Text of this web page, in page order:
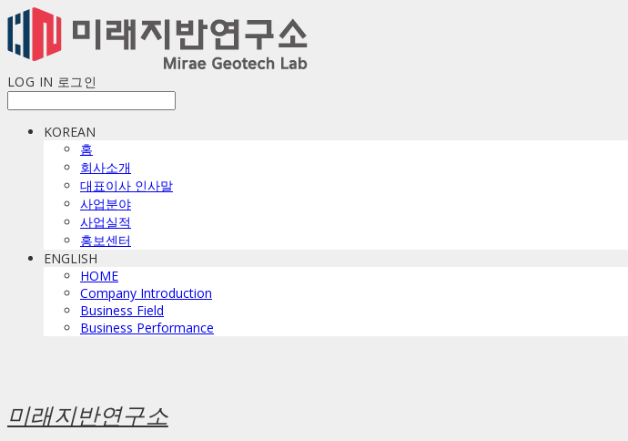
LOG IN 로그인
KOREAN
홈
회사소개
대표이사 인사말
사업분야
사업실적
홍보센터
ENGLISH
HOME
Company Introduction
Business Field
Business Performance
미래지반연구소